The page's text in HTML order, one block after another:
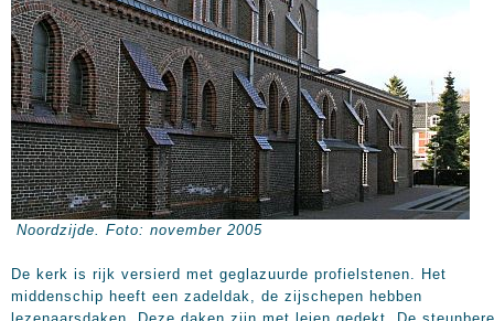
Noordzijde. Foto: november 2005
De kerk is rijk versierd met geglazuurde profielstenen. Het
middenschip heeft een zadeldak, de zijschepen hebben